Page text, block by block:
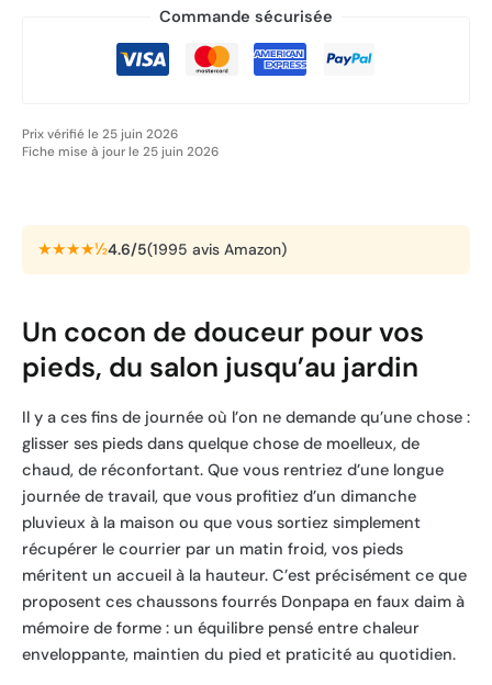
Commande sécurisée
Prix vérifié le 25 juin 2026
Fiche mise à jour le 25 juin 2026
★★★★½4.6/5(1995 avis Amazon)
Un cocon de douceur pour vos
pieds, du salon jusqu’au jardin
Il y a ces fins de journée où l’on ne demande qu’une chose :
glisser ses pieds dans quelque chose de moelleux, de
chaud, de réconfortant. Que vous rentriez d’une longue
journée de travail, que vous profitiez d’un dimanche
pluvieux à la maison ou que vous sortiez simplement
récupérer le courrier par un matin froid, vos pieds
méritent un accueil à la hauteur. C’est précisément ce que
proposent ces chaussons fourrés Donpapa en faux daim à
mémoire de forme : un équilibre pensé entre chaleur
enveloppante, maintien du pied et praticité au quotidien.